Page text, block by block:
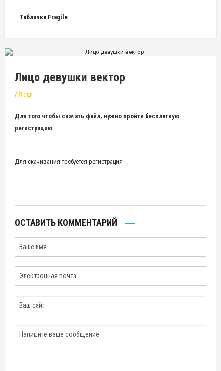
Табличка Fragile
Лицо девушки вектор
/ Люди
Для того чтобы скачать файл, нужно пройти бесплатную
регистрацию
Для скачивания требуется регистрация
ОСТАВИТЬ КОММЕНТАРИЙ